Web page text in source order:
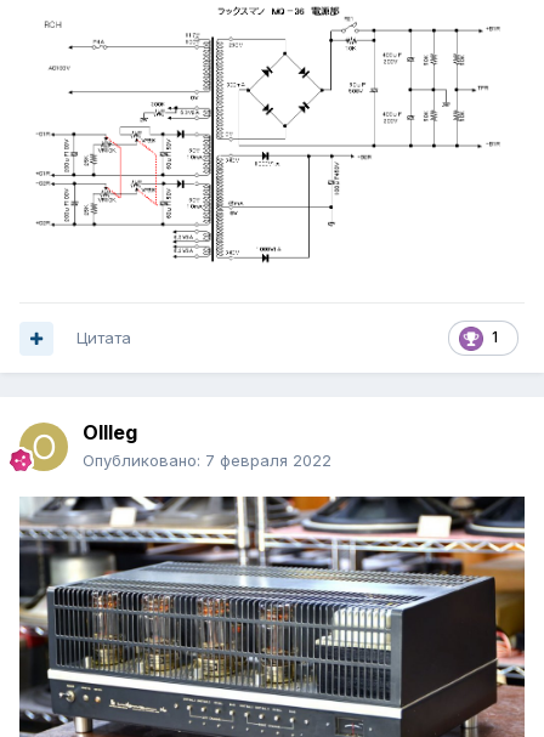
1
Цитата
Ollleg
Опубликовано: 7 февраля 2022